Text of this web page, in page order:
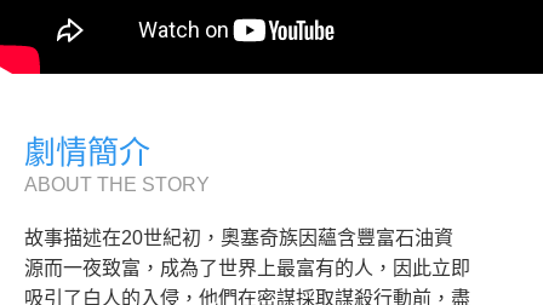
劇情簡介
ABOUT THE STORY
故事描述在20世紀初，奧塞奇族因蘊含豐富石油資
源而一夜致富，成為了世界上最富有的人，因此立即
吸引了白人的入侵，他們在密謀採取謀殺行動前，盡